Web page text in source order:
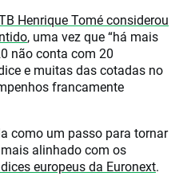
Henrique Tomé considerou
, uma vez que “há mais
não conta com 20
e muitas das cotadas no
francamente
como um passo para tornar
alinhado com os
europeus da Euronext.